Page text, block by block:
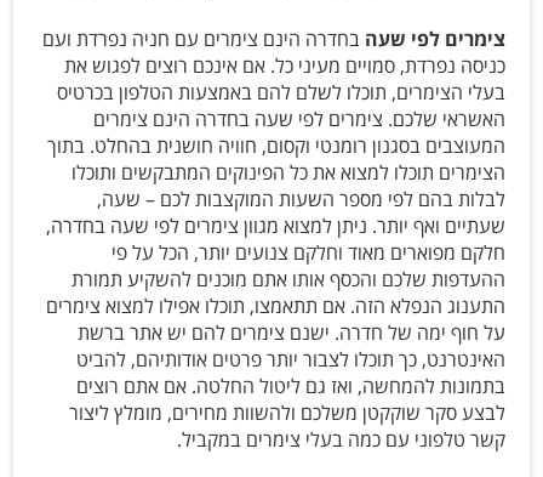
צימרים לפי שעה בחדרה הינם צימרים עם חניה נפרדת ועם
כניסה נפרדת, סמויים מעיני כל. אם אינכם רוצים לפגוש את
בעלי הצימרים, תוכלו לשלם להם באמצעות הטלפון בכרטיס
האשראי שלכם. צימרים לפי שעה בחדרה הינם צימרים
המעוצבים בסגנון רומנטי וקסום, חוויה חושנית בהחלט. בתוך
הצימרים תוכלו למצוא את כל הפינוקים המתבקשים ותוכלו
לבלות בהם לפי מספר השעות המוקצבות לכם – שעה,
שעתיים ואף יותר. ניתן למצוא מגוון צימרים לפי שעה בחדרה,
חלקם מפוארים מאוד וחלקם צנועים יותר, הכל על פי
ההעדפות שלכם והכסף אותו אתם מוכנים להשקיע תמורת
התענוג הנפלא הזה. אם תתאמצו, תוכלו אפילו למצוא צימרים
על חוף ימה של חדרה. ישנם צימרים להם יש אתר ברשת
האינטרנט, כך תוכלו לצבור יותר פרטים אודותיהם, להביט
בתמונות להמחשה, ואז גם ליטול החלטה. אם אתם רוצים
לבצע סקר שוקקטן משלכם ולהשוות מחירים, מומלץ ליצור
קשר טלפוני עם כמה בעלי צימרים במקביל.